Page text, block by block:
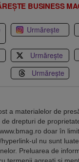
BUSINESS
Urmărește
Urmărește
Urmărește
a materialelor de
drepturi de
doar în
hyperlink-ul nu sunt
Preluarea de